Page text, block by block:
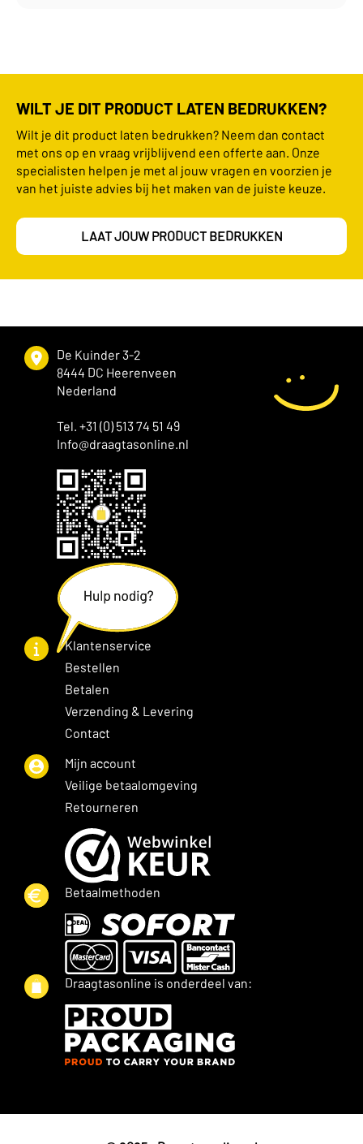
WILT JE DIT PRODUCT LATEN BEDRUKKEN?
Wilt je dit product laten bedrukken? Neem dan contact
met ons op en vraag vrijblijvend een offerte aan. Onze
specialisten helpen je met al jouw vragen en voorzien je
van het juiste advies bij het maken van de juiste keuze.
LAAT JOUW PRODUCT BEDRUKKEN
De Kuinder 3-2
8444 DC Heerenveen
Nederland
Tel. +31 (0) 513 74 51 49
Info@draagtasonline.nl
Klantenservice
Bestellen
Betalen
Verzending & Levering
Contact
Mijn account
Veilige betaalomgeving
Retourneren
Betaalmethoden
Draagtasonline is onderdeel van: